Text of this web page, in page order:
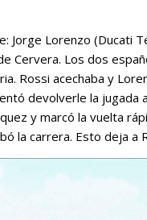
Jorge Lorenzo (Ducati
Cervera. Los dos
Rossi acechaba y
devolverle la
y marcó la vuelta
la carrera. Esto deja a